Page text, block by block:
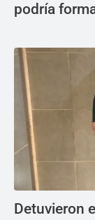
podría
Detuvieron